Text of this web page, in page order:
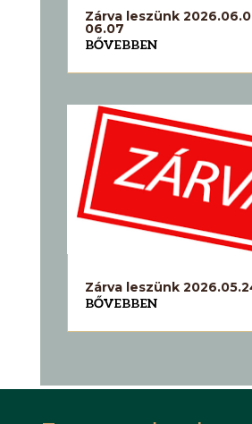
Zárva leszünk
06.07
BŐVEBBEN
Zárva leszünk
BŐVEBBEN